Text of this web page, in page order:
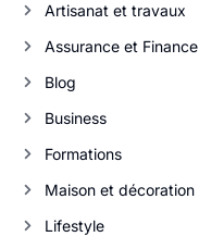
Artisanat et travaux
Assurance et Finance
Blog
Business
Formations
Maison et décoration
Lifestyle